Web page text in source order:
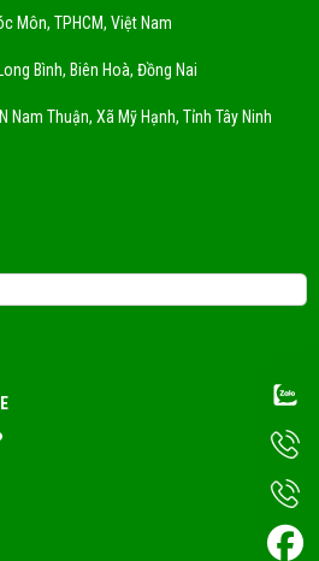
Môn, TPHCM, Việt Nam
Bình, Biên Hoà, Đồng Nai
Nam Thuận, Xã Mỹ Hạnh, Tỉnh Tây Ninh